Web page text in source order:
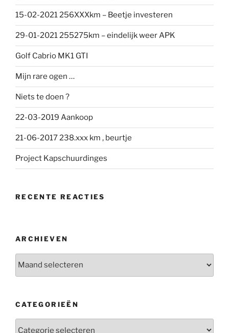
15-02-2021 256XXXkm – Beetje investeren
29-01-2021 255275km – eindelijk weer APK
Golf Cabrio MK1 GTI
Mijn rare ogen …
Niets te doen ?
22-03-2019 Aankoop
21-06-2017 238.xxx km , beurtje
Project Kapschuurdinges
RECENTE REACTIES
ARCHIEVEN
CATEGORIEËN